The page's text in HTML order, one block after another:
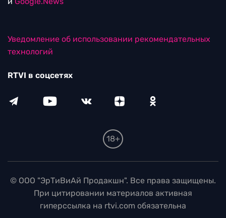
Уведомление об использовании рекомендательных
технологий
RTVI в соцсетях
18+
© ООО "ЭрТиВиАй Продакшн". Все права защищены.
При цитировании материалов активная
гиперссылка на rtvi.com обязательна